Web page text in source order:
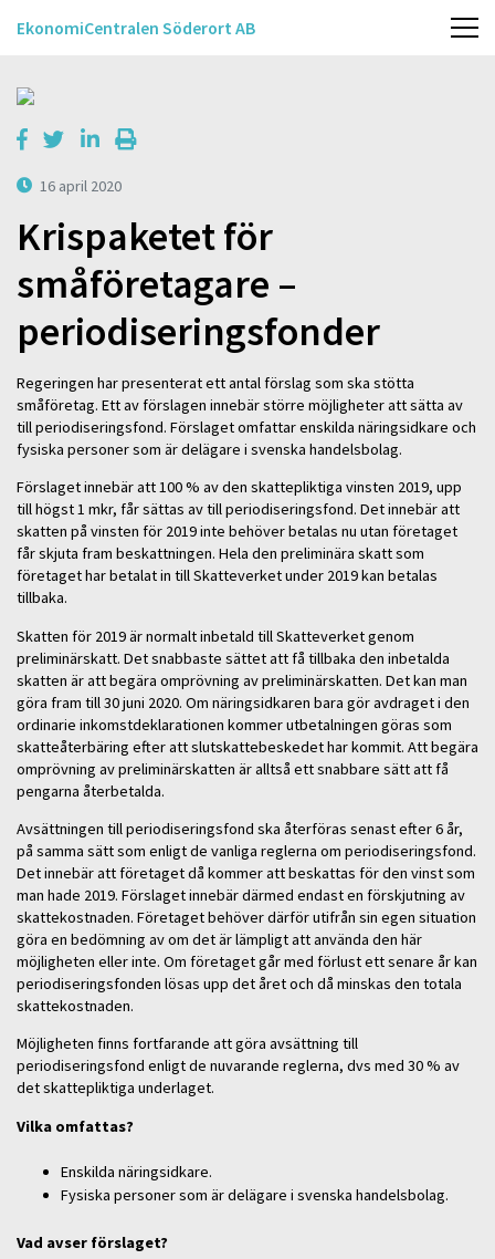
EkonomiCentralen Söderort AB
16 april 2020
Krispaketet för
småföretagare –
periodiseringsfonder
Regeringen har presenterat ett antal förslag som ska stötta
småföretag. Ett av förslagen innebär större möjligheter att sätta av
till periodiseringsfond. Förslaget omfattar enskilda näringsidkare och
fysiska personer som är delägare i svenska handelsbolag.
Förslaget innebär att 100 % av den skattepliktiga vinsten 2019, upp
till högst 1 mkr, får sättas av till periodiseringsfond. Det innebär att
skatten på vinsten för 2019 inte behöver betalas nu utan företaget
får skjuta fram beskattningen. Hela den preliminära skatt som
företaget har betalat in till Skatteverket under 2019 kan betalas
tillbaka.
Skatten för 2019 är normalt inbetald till Skatteverket genom
preliminärskatt. Det snabbaste sättet att få tillbaka den inbetalda
skatten är att begära omprövning av preliminärskatten. Det kan man
göra fram till 30 juni 2020. Om näringsidkaren bara gör avdraget i den
ordinarie inkomstdeklarationen kommer utbetalningen göras som
skatteåterbäring efter att slutskattebeskedet har kommit. Att begära
omprövning av preliminärskatten är alltså ett snabbare sätt att få
pengarna återbetalda.
Avsättningen till periodiseringsfond ska återföras senast efter 6 år,
på samma sätt som enligt de vanliga reglerna om periodiseringsfond.
Det innebär att företaget då kommer att beskattas för den vinst som
man hade 2019. Förslaget innebär därmed endast en förskjutning av
skattekostnaden. Företaget behöver därför utifrån sin egen situation
göra en bedömning av om det är lämpligt att använda den här
möjligheten eller inte. Om företaget går med förlust ett senare år kan
periodiseringsfonden lösas upp det året och då minskas den totala
skattekostnaden.
Möjligheten finns fortfarande att göra avsättning till
periodiseringsfond enligt de nuvarande reglerna, dvs med 30 % av
det skattepliktiga underlaget.
Vilka omfattas?
Enskilda näringsidkare.
Fysiska personer som är delägare i svenska handelsbolag.
Vad avser förslaget?